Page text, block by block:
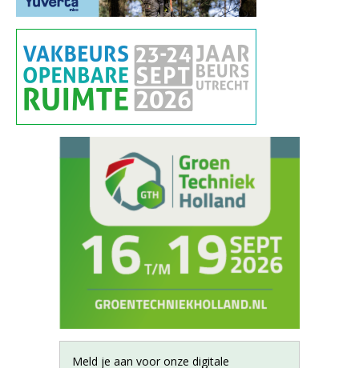
Meld je aan voor onze digitale